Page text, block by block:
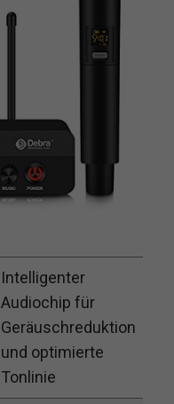
Intelligenter
Audiochip für
Geräuschreduktion
und optimierte
Tonlinie